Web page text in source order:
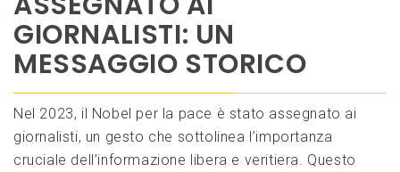
GIORNALISTI: UN
MESSAGGIO STORICO
Nel 2023, il Nobel per la pace è stato assegnato ai
giornalisti, un gesto che sottolinea l’importanza
cruciale dell’informazione libera e veritiera. Questo